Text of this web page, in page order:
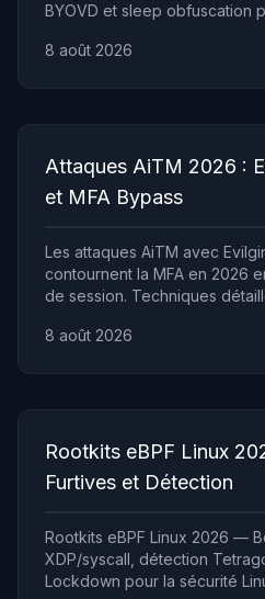
BYOVD et sleep obfuscation
8 août 2026
Attaques AiTM 2026 :
et MFA Bypass
Les attaques AiTM avec
contournent la MFA en 2026
de session. Techniques
8 août 2026
Rootkits eBPF Linux
Furtives et Détection
Rootkits eBPF Linux 2026 —
XDP/syscall, détection
Lockdown pour la sécurité